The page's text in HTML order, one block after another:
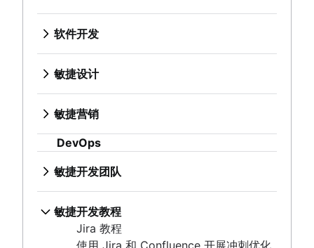
Project management AI agents
What is a PMO?
Adaptive project management
Scrum 的支柱
Scrum 板
瀑布方法
Scrum 速度
就绪标准
Scrumban
Sprint 待办事项
燃起图
看板原则
看板指标
计划经理与项目经理
产品规格
产品开发策略
产品管理 KPI
净推荐值
产品评判
产品优先级排序框架
产品功能
产品管理工具
产品生命周期管理
产品发布清单
产品策略
敏捷 Spotify 模型
规模化 Scrum
敏捷铁三角
改进型 Kata
敏捷开发扩展基础知识以外的信息
分支策略
在 Git 中创建分支
代码审查
软件发布
无压力发布
敏捷测试
事件响应
持续集成
软件开发生命周期
Adaptive software development
协作设计
创意运营
Design sprint
敏捷营销
什么是敏捷营销？
人工智能营销自动化
营销运营
DevOps
敏捷开发团队
敏捷专家
发布就绪型团队
Agilent 的敏捷之旅
Jira Advanced Roadmaps
Twitter 如何使用 Jira
敏捷开发教程
使用 Jira 和 Confluence 开展冲刺优化
Jira 的高级 Scrum
Jira 的看板
Jira 中的长篇故事
在 Jira 中创建敏捷面板
Jira 中的冲刺
Scrum 指标
Jira 和 Confluence 中的 Scrum
Scrum 大师与项目经理
敏捷开发指标
甘特图
免费的项目管理软件
项目集经理与项目经理对比分析
项目基线
持续改进
Scrum 的支柱
瀑布方法
Scrum 速度
就绪标准
精益方法与敏捷方法
Scrumban
产品要求
产品分析
远程产品管理
最简可行产品
产品发现
产品规格
产品开发策略
产品开发软件
新产品开发流程
产品评判
产品优先级排序框架
敏捷竞争优势
实现敏捷
什么是规模化敏捷？
管理敏捷项目组合
长期敏捷规划
Scaled Agile Framework
敏捷 Spotify 模型
敏捷铁三角
大规模 Scrum 框架
改进型 Kata
敏捷开发扩展基础知识以外的信息
软件开发
什么是软件开发？
软件开发人员
分支策略
在 Git 中创建分支
代码审查
软件发布
技术债务
敏捷测试
事件响应
敏捷设计
什么是敏捷设计？
设计流程
协作设计
Design sprint
敏捷营销
什么是敏捷营销？
营销项目经理
敏捷营销团队
人工智能营销自动化
DevOps
敏捷开发团队
什么是敏捷团队？
远程团队
敏捷专家
发布就绪型团队
敏捷开发教程
Jira 教程
使用 Jira 和 Confluence 开展冲刺优化